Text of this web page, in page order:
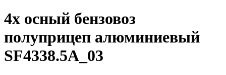
4х осный бензовоз
полуприцеп алюминиевый
SF4338.5A_03